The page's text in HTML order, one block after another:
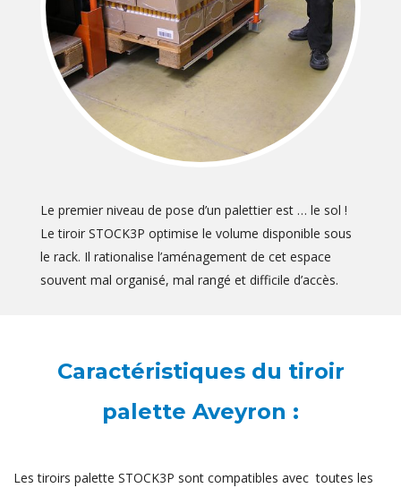
Le premier niveau de pose d’un palettier est … le sol !
Le tiroir STOCK3P optimise le volume disponible sous
le rack. Il rationalise l’aménagement de cet espace
souvent mal organisé, mal rangé et difficile d’accès.
Caractéristiques du tiroir
palette Aveyron :
Les tiroirs palette STOCK3P sont compatibles avec toutes les